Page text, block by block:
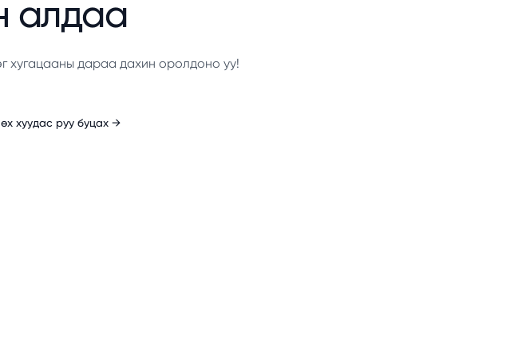
алдаа
хугацааны дараа дахин оролдоно уу!
хуудас руу буцах →